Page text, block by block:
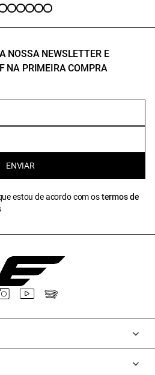
NOSSA NEWSLETTER E
NA PRIMEIRA COMPRA
ENVIAR
estou de acordo com ostermos de